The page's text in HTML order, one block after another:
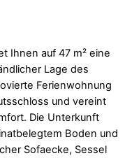
Ihnen auf 47 m² eine
Lage des
Ferienwohnung
und vereint
Die Unterkunft
Boden und
Sofaecke, Sessel